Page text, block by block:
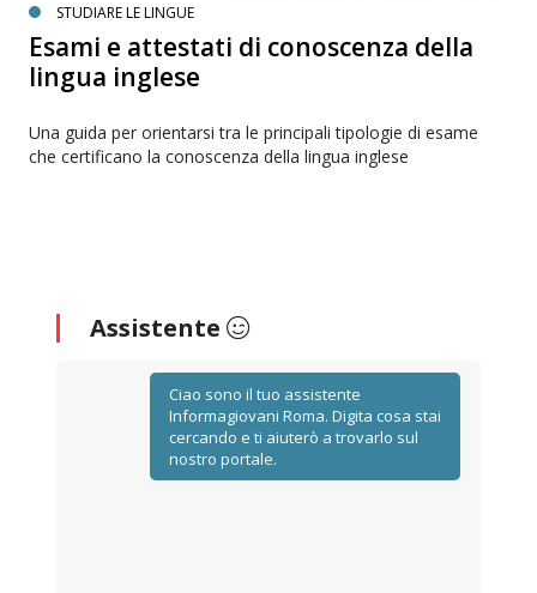
STUDIARE LE LINGUE
Esami e attestati di conoscenza della
lingua inglese
Una guida per orientarsi tra le principali tipologie di esame
che certificano la conoscenza della lingua inglese
Assistente
Ciao sono il tuo assistente
Informagiovani Roma. Digita cosa stai
cercando e ti aiuterò a trovarlo sul
nostro portale.